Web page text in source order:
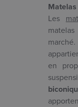
Les
en